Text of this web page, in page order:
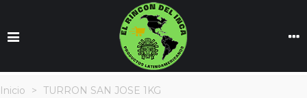
Inicio > TURRON SAN JOSE 1KG